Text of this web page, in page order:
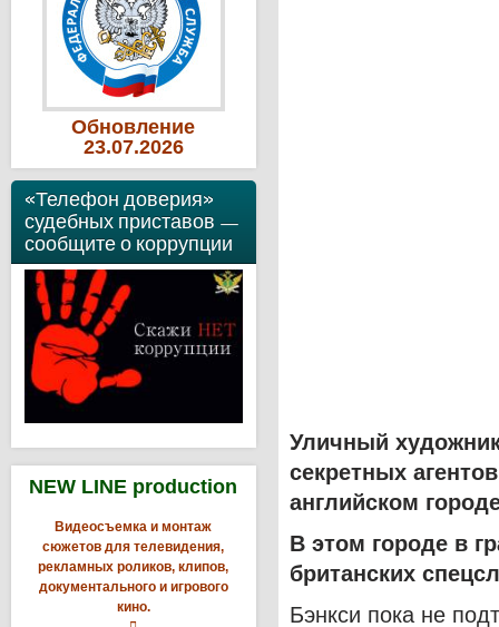
Обновление
23.07.2026
«Телефон доверия»
судебных приставов —
сообщите о коррупции
NEW LINE production
Видеосъемка и монтаж
сюжетов для телевидения,
рекламных роликов, клипов,
документального и игрового
кино.
Уличный
секретных
английском
В этом городе в
британских
Бэнкси пока не